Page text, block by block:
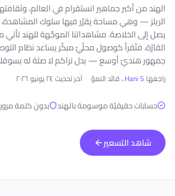
الهند من أكبر جماهير انستقرام في العالم،
الريلز — وهي مساحة يقرّر فيها سلوك المشاهدة،
يصل إلى الخلاصة. مشاهداتنا الموجَّهة للهند
القارّة، فتُقرأ كوصول محلّيّ مبكّر يساعد نظام
جمهور هنديّ أوسع — بدل تراكم لا صلة له
راجَعَهَا Hani S. ، قائد النموّ · آخر تحديث٢٤ يونيو ٢٠٢٦
حسابات حقيقيّة موسومة بالهند بدون كلمة مرور
شاهد التسعير